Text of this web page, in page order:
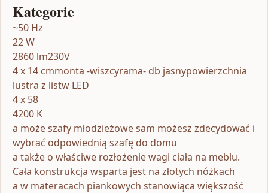
Kategorie
~50 Hz
22 W
2860 lm230V
4 x 14 cmmonta -wiszcyrama- db jasnypowierzchnia
lustra z listw LED
4 x 58
4200 K
a może szafy młodzieżowe sam możesz zdecydować i
wybrać odpowiednią szafę do domu
a także o właściwe rozłożenie wagi ciała na meblu.
Cała konstrukcja wsparta jest na złotych nóżkach
a w materacach piankowych stanowiąca większość